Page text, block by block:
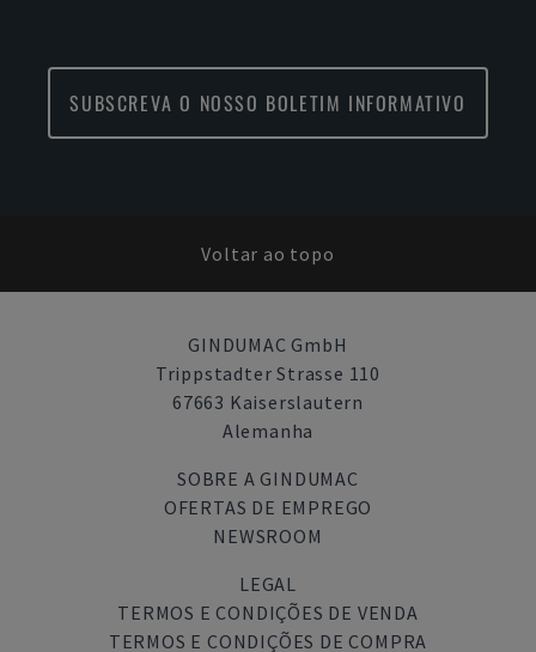
SUBSCREVA O NOSSO BOLETIM INFORMATIVO
Voltar ao topo
GINDUMAC GmbH
Trippstadter Strasse 110
67663 Kaiserslautern
Alemanha
SOBRE A GINDUMAC
OFERTAS DE EMPREGO
NEWSROOM
LEGAL
TERMOS E CONDIÇÕES DE VENDA
TERMOS E CONDIÇÕES DE COMPRA